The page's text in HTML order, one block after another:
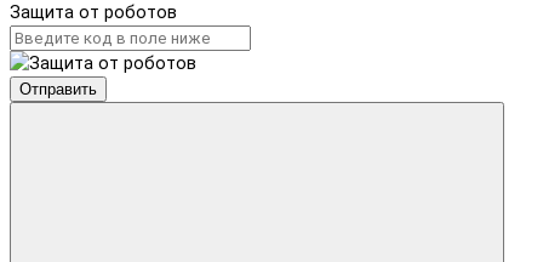
Защита от роботов
Отправить